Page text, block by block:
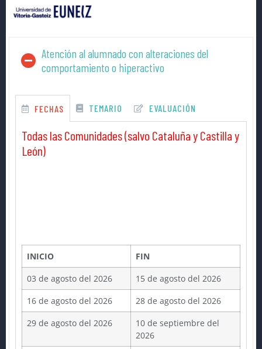
Atención al alumnado con alteraciones del
comportamiento o hiperactivo
FECHAS TEMARIO EVALUACIÓN
Todas las Comunidades (salvo Cataluña y Castilla y
León)
INICIO
FIN
03 de agosto del 2026
15 de agosto del 2026
16 de agosto del 2026
28 de agosto del 2026
29 de agosto del 2026
10 de septiembre del
2026